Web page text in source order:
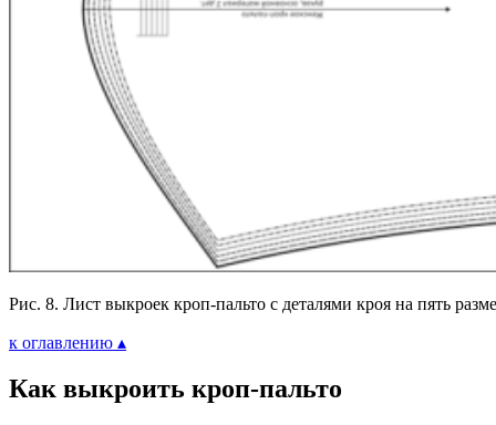
Рис. 8. Лист выкроек кроп-пальто с деталями кроя на пять
к оглавлению ▴
Как выкроить кроп-пальто